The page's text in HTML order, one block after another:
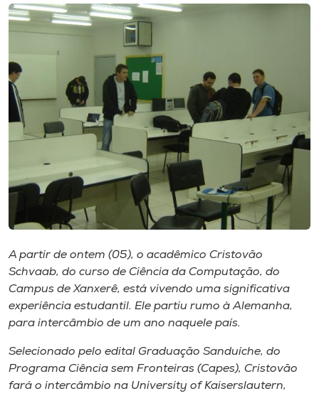
Biblioteca
Editora
Museu
Store
Selecione
A partir de ontem (05), o acadêmico Cristovão
Schvaab, do curso de Ciência da Computação, do
Campus de Xanxerê, está vivendo uma significativa
experiência estudantil. Ele partiu rumo à Alemanha,
para intercâmbio de um ano naquele país.
Selecionado pelo edital Graduação Sanduíche, do
Programa Ciência sem Fronteiras (Capes), Cristovão
fará o intercâmbio na University of Kaiserslautern,